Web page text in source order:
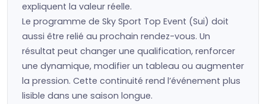
expliquent la valeur réelle.
Le programme de Sky Sport Top Event (Sui) doit
aussi être relié au prochain rendez-vous. Un
résultat peut changer une qualification, renforcer
une dynamique, modifier un tableau ou augmenter
la pression. Cette continuité rend l’événement plus
lisible dans une saison longue.